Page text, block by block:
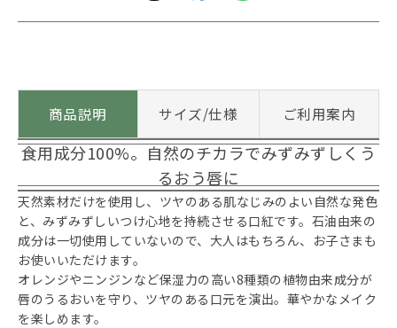
商品説明 サイズ/仕様 ご利用案内
食用成分100%。自然のチカラでみずみずしくう
るおう唇に
天然素材だけを使用し、ツヤのある肌なじみのよい自然な発色
と、みずみずしいつけ心地を持続させる口紅です。石油由来の
成分は一切使用していないので、大人はもちろん、お子さまも
お使いいただけます。
オレンジやニンジンなど保湿力の高い8種類の植物由来成分が
唇のうるおいを守り、ツヤのある口元を演出。華やかなメイク
を楽しめます。